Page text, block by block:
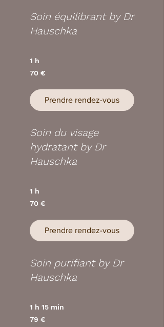
Soin équilibrant by Dr
Hauschka
1 h
euros
70 €
Prendre rendez-vous
Soin du visage
hydratant by Dr
Hauschka
1 h
euros
70 €
Prendre rendez-vous
Soin purifiant by Dr
Hauschka
1 h 15 min
euros
79 €